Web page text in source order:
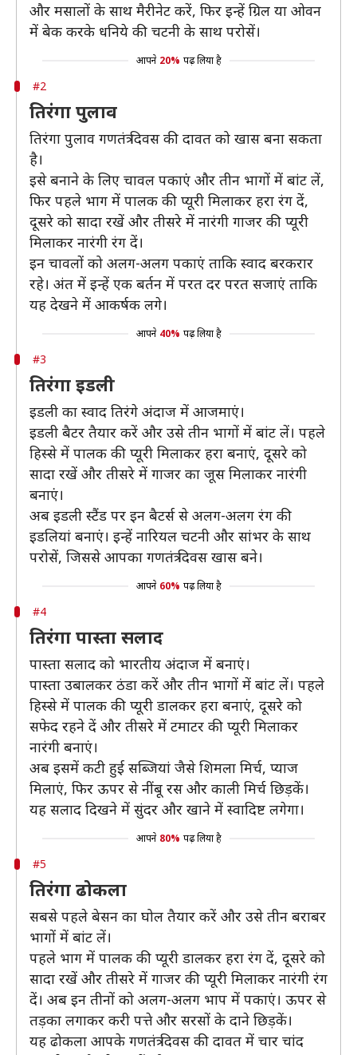
और मसालों के साथ मैरीनेट करें, फिर इन्हें ग्रिल या ओवन
में बेक करके धनिये की चटनी के साथ परोसें।
आपने 20% पढ़ लिया है
#2
तिरंगा पुलाव
तिरंगा पुलाव गणतंत्र दिवस की दावत को खास बना सकता
है।
इसे बनाने के लिए चावल पकाएं और तीन भागों में बांट लें,
फिर पहले भाग में पालक की प्यूरी मिलाकर हरा रंग दें,
दूसरे को सादा रखें और तीसरे में नारंगी गाजर की प्यूरी
मिलाकर नारंगी रंग दें।
इन चावलों को अलग-अलग पकाएं ताकि स्वाद बरकरार
रहे। अंत में इन्हें एक बर्तन में परत दर परत सजाएं ताकि
यह देखने में आकर्षक लगे।
आपने 40% पढ़ लिया है
#3
तिरंगा इडली
इडली का स्वाद तिरंगे अंदाज में आजमाएं।
इडली बैटर तैयार करें और उसे तीन भागों में बांट लें। पहले
हिस्से में पालक की प्यूरी मिलाकर हरा बनाएं, दूसरे को
सादा रखें और तीसरे में गाजर का जूस मिलाकर नारंगी
बनाएं।
अब इडली स्टैंड पर इन बैटर्स से अलग-अलग रंग की
इडलियां बनाएं। इन्हें नारियल चटनी और सांभर के साथ
परोसें, जिससे आपका गणतंत्र दिवस खास बने।
आपने 60% पढ़ लिया है
#4
तिरंगा पास्ता सलाद
पास्ता सलाद को भारतीय अंदाज में बनाएं।
पास्ता उबालकर ठंडा करें और तीन भागों में बांट लें। पहले
हिस्से में पालक की प्यूरी डालकर हरा बनाएं, दूसरे को
सफेद रहने दें और तीसरे में टमाटर की प्यूरी मिलाकर
नारंगी बनाएं।
अब इसमें कटी हुई सब्जियां जैसे शिमला मिर्च, प्याज
मिलाएं, फिर ऊपर से नींबू रस और काली मिर्च छिड़कें।
यह सलाद दिखने में सुंदर और खाने में स्वादिष्ट लगेगा।
आपने 80% पढ़ लिया है
#5
तिरंगा ढोकला
सबसे पहले बेसन का घोल तैयार करें और उसे तीन बराबर
भागों में बांट लें।
पहले भाग में पालक की प्यूरी डालकर हरा रंग दें, दूसरे को
सादा रखें और तीसरे में गाजर की प्यूरी मिलाकर नारंगी रंग
दें। अब इन तीनों को अलग-अलग भाप में पकाएं। ऊपर से
तड़का लगाकर करी पत्ते और सरसों के दाने छिड़कें।
यह ढोकला आपके गणतंत्र दिवस की दावत में चार चांद